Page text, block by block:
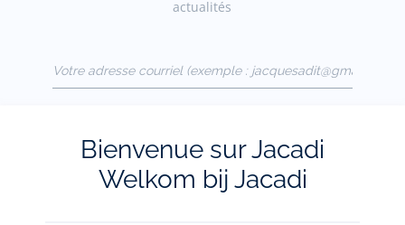
actualités
(exemple :
jacquesadit@gmail.com)
Bienvenue sur Jacadi
Welkom bij Jacadi